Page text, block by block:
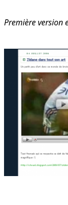
Première version